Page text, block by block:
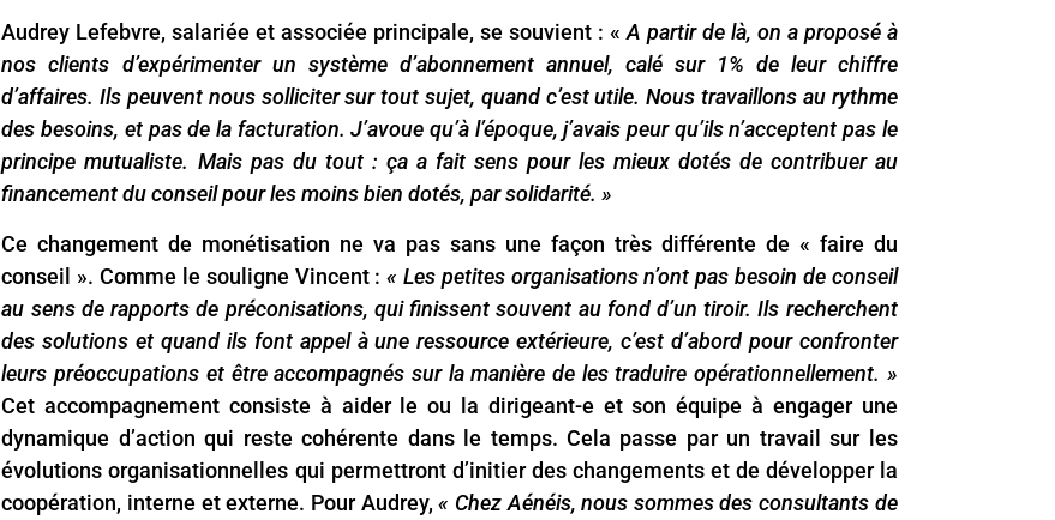
Audrey Lefebvre, salariée et associée principale, se souvient : « A partir de là, on a proposé à
nos clients d’expérimenter un système d’abonnement annuel, calé sur 1% de leur chiffre
d’affaires. Ils peuvent nous solliciter sur tout sujet, quand c’est utile. Nous travaillons au rythme
des besoins, et pas de la facturation. J’avoue qu’à l’époque, j’avais peur qu’ils n’acceptent pas le
principe mutualiste. Mais pas du tout : ça a fait sens pour les mieux dotés de contribuer au
financement du conseil pour les moins bien dotés, par solidarité. »
Ce changement de monétisation ne va pas sans une façon très différente de « faire du
conseil ». Comme le souligne Vincent :« Les petites organisations n’ont pas besoin de conseil
au sens de rapports de préconisations, qui finissent souvent au fond d’un tiroir. Ils recherchent
des solutions et quand ils font appel à une ressource extérieure, c’est d’abord pour confronter
leurs préoccupations et être accompagnés sur la manière de les traduire opérationnellement. »
Cet accompagnement consiste à aider le ou la dirigeant-e et son équipe à engager une
dynamique d’action qui reste cohérente dans le temps. Cela passe par un travail sur les
évolutions organisationnelles qui permettront d’initier des changements et de développer la
coopération, interne et externe. Pour Audrey,« Chez Aénéis, nous sommes des consultants de